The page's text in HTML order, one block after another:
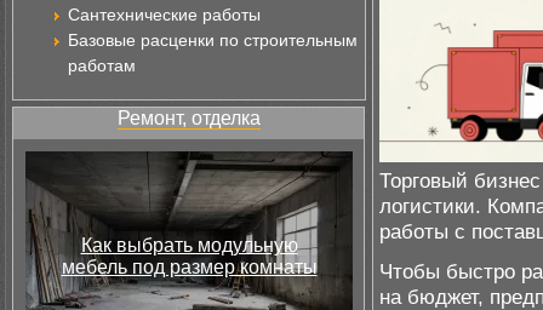
Сантехнические работы
Базовые расценки по строительным
работам
Ремонт, отделка
Как выбрать модульную
мебель под размер комнаты
Торговый
логистики.
работы с
Чтобы быстро
на бюджет,